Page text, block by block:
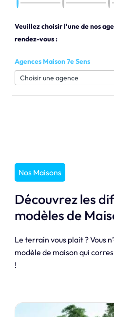
Veuillez choisir l'une de nos
rendez-vous :
Agences Maison 7e Sens
Nos Maisons
Découvrez les
modèles de
Le terrain vous plait ? Vous
modèle de maison qui
!